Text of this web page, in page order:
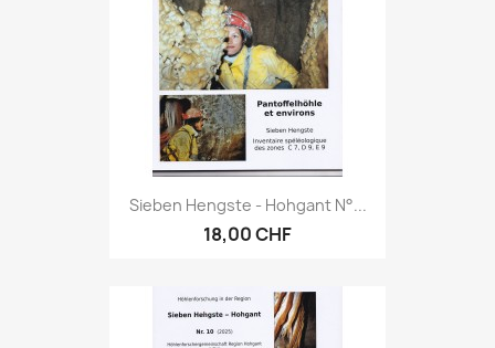
Sieben Hengste - Hohgant N°...
18,00 CHF